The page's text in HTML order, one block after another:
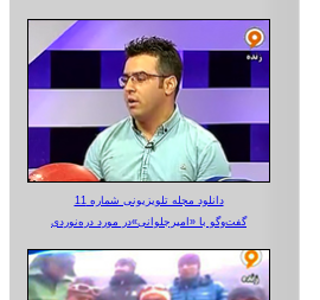
دانلود مجله تلویزیونی شماره 11
گفت‌وگو با «امیرجلوانی»در مورد دره‌نوردی